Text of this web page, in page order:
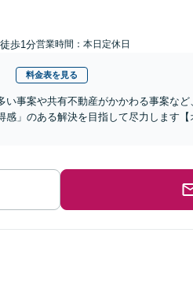
歩1分営業時間：本日定休日
料金表を見る
い事案や共有不動産がかかわる事案な
感」のある解決を目指して尽力します